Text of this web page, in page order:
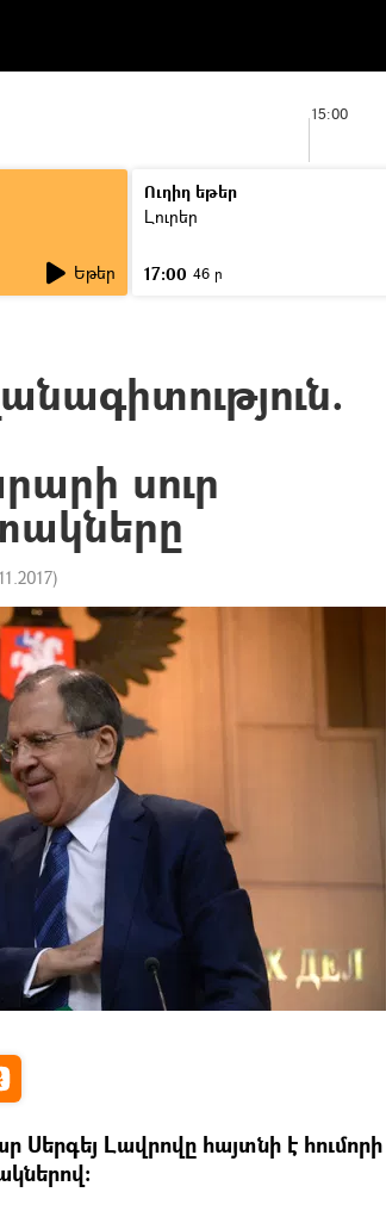
15:00
Եթեր
Ուղիղ եթեր
Լուրեր
17:00 46 ր
սուր
)
Լավրովը հայտնի է հումորի